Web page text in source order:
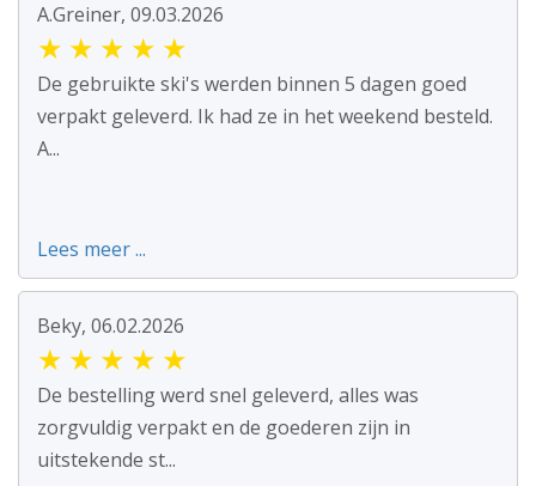
A.Greiner, 09.03.2026
★ ★ ★ ★ ★
De gebruikte ski's werden binnen 5 dagen goed
verpakt geleverd. Ik had ze in het weekend besteld.
A...
Lees meer ...
Beky, 06.02.2026
★ ★ ★ ★ ★
De bestelling werd snel geleverd, alles was
zorgvuldig verpakt en de goederen zijn in
uitstekende st...